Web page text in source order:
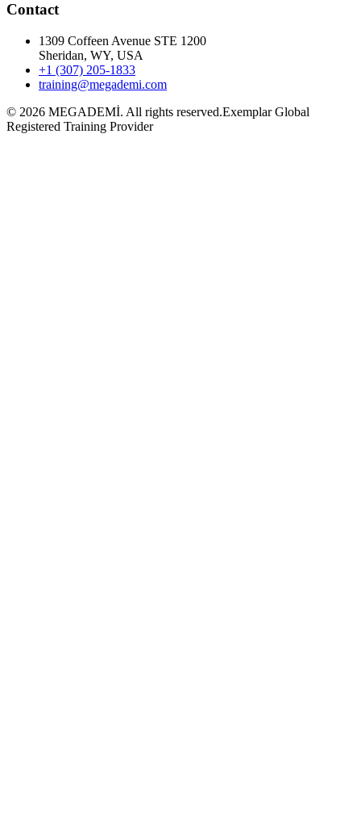
Contact
1309 Coffeen Avenue STE 1200
Sheridan, WY, USA
+1 (307) 205-1833
training@megademi.com
© 2026 MEGADEMİ. All rights reserved.Exemplar Global
Registered Training Provider